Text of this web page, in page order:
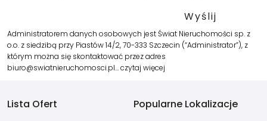
Administratorem danych osobowych jest Świat Nieruchomości sp. z
o.o. z siedzibą przy Piastów 14/2, 70-333 Szczecin (“Administrator”), z
którym można się skontaktować przez adres
biuro@swiatnieruchomosci.pl…czytaj więcej
Lista Ofert
Popularne Lokalizacje